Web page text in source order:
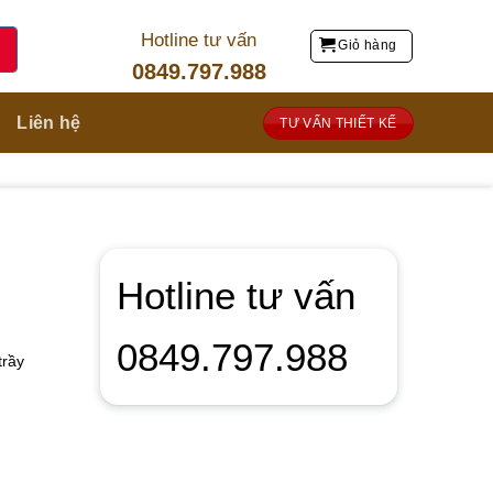
Hotline tư vấn
0849.797.988
Giỏ hàng
Liên hệ TƯ VẤN THIẾT KẾ
Hotline tư vấn
0849.797.988